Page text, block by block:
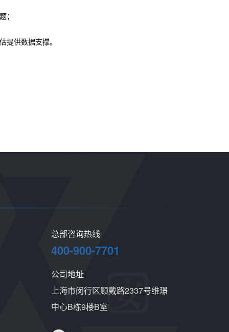
；
提供数据支撑。
总部咨询热线
400-900-7701
公司地址
上海市闵行区顾戴路2337号维璟
中心B栋9楼B室